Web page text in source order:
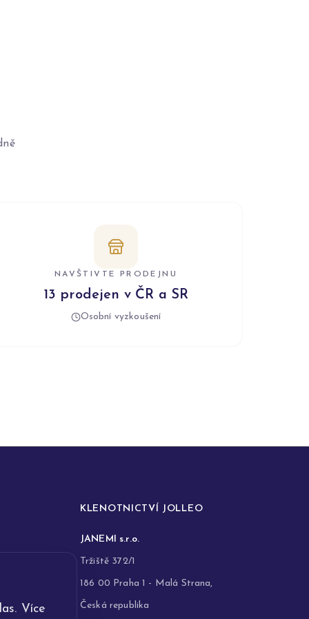
Více
NAVŠTIVTE PRODEJNU
13 prodejen v ČR a SR
Osobní vyzkoušení
KLENOTNICTVÍ JOLLEO
JANEMI s.r.o.
Tržiště 372/1
186 00 Praha 1 - Malá Strana,
Česká republika